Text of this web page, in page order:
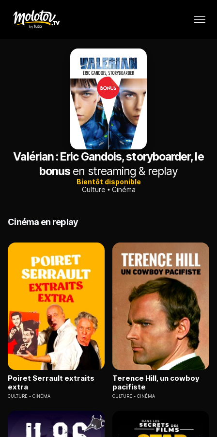
Valérian : Eric Gandois, storyboarder, le
bonus en streaming & replay
Bientôt disponible
Culture
Cinéma
Cinéma en replay
Poiret Serrault extraits
extra
CULTURE CINÉMA
Terence Hill, un cowboy
pacifiste
CULTURE CINÉMA